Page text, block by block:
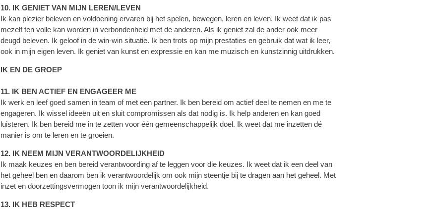
10. IK GENIET VAN MIJN LEREN/LEVEN
Ik kan plezier beleven en voldoening ervaren bij het spelen, bewegen, leren en leven. Ik weet dat ik pas
mezelf ten volle kan worden in verbondenheid met de anderen. Als ik geniet zal de ander ook meer
deugd beleven. Ik geloof in de win-win situatie. Ik ben trots op mijn prestaties en gebruik dat wat ik leer,
ook in mijn eigen leven. Ik geniet van kunst en expressie en kan me muzisch en kunstzinnig uitdrukken.
IK EN DE GROEP
11. IK BEN ACTIEF EN ENGAGEER ME
Ik werk en leef goed samen in team of met een partner. Ik ben bereid om actief deel te nemen en me te
engageren. Ik wissel ideeën uit en sluit compromissen als dat nodig is. Ik help anderen en kan goed
luisteren. Ik ben bereid me in te zetten voor één gemeenschappelijk doel. Ik weet dat me inzetten dé
manier is om te leren en te groeien.
12. IK NEEM MIJN VERANTWOORDELIJKHEID
Ik maak keuzes en ben bereid verantwoording af te leggen voor die keuzes. Ik weet dat ik een deel van
het geheel ben en daarom ben ik verantwoordelijk om ook mijn steentje bij te dragen aan het geheel. Met
inzet en doorzettingsvermogen toon ik mijn verantwoordelijkheid.
13. IK HEB RESPECT